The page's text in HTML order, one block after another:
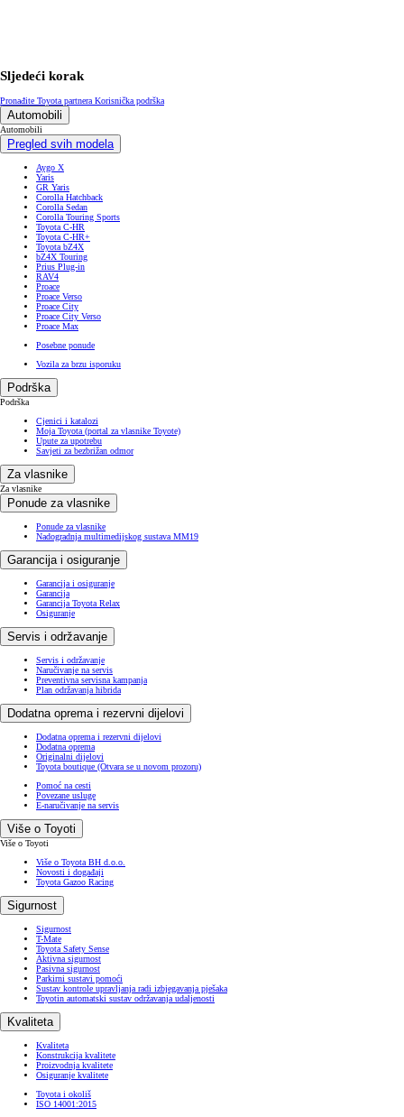
Sljedeći korak
Pronađite Toyota partnera Korisnička podrška
Automobili
Automobili
Pregled svih modela
Aygo X
Yaris
GR Yaris
Corolla Hatchback
Corolla Sedan
Corolla Touring Sports
Toyota C-HR
Toyota C-HR+
Toyota bZ4X
bZ4X Touring
Prius Plug-in
RAV4
Proace
Proace Verso
Proace City
Proace City Verso
Proace Max
Posebne ponude
Vozila za brzu isporuku
Podrška
Podrška
Cjenici i katalozi
Moja Toyota (portal za vlasnike Toyote)
Upute za upotrebu
Savjeti za bezbrižan odmor
Za vlasnike
Za vlasnike
Ponude za vlasnike
Ponude za vlasnike
Nadogradnja multimedijskog sustava MM19
Garancija i osiguranje
Garancija i osiguranje
Garancija
Garancija Toyota Relax
Osiguranje
Servis i održavanje
Servis i održavanje
Naručivanje na servis
Preventivna servisna kampanja
Plan održavanja hibrida
Dodatna oprema i rezervni dijelovi
Dodatna oprema i rezervni dijelovi
Dodatna oprema
Originalni dijelovi
Toyota boutique (Otvara se u novom prozoru)
Pomoć na cesti
Povezane usluge
E-naručivanje na servis
Više o Toyoti
Više o Toyoti
Više o Toyota BH d.o.o.
Novosti i događaji
Toyota Gazoo Racing
Sigurnost
Sigurnost
T-Mate
Toyota Safety Sense
Aktivna sigurnost
Pasivna sigurnost
Parkirni sustavi pomoći
Sustav kontrole upravljanja radi izbjegavanja pješaka
Toyotin automatski sustav održavanja udaljenosti
Kvaliteta
Kvaliteta
Konstrukcija kvalitete
Proizvodnja kvalitete
Osiguranje kvalitete
Toyota i okoliš
ISO 14001:2015